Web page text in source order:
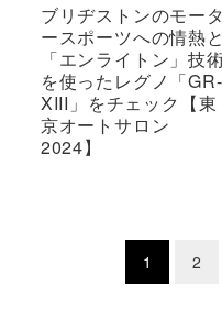
ブリヂストンのモータ
ースポーツへの情熱と
「エンライトン」技
を使ったレグノ「GR-
XIII」をチェック【東
京オートサロン
2024】
1 2